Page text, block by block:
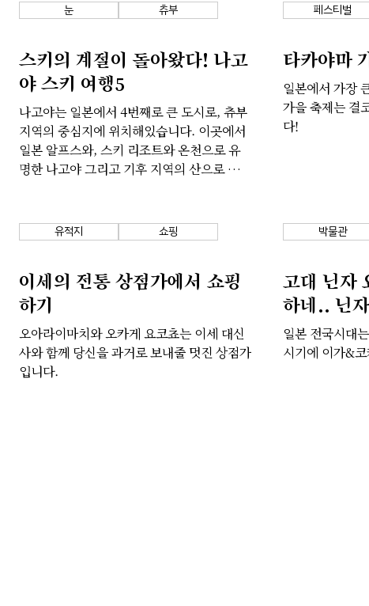
눈 츄부
스키의 계절이 돌아왔다! 나고
야 스키 여행5
나고야는 일본에서 4번째로 큰 도시로, 츄부
지역의 중심지에 위치해있습니다. 이곳에서
일본 알프스와, 스키 리조트와 온천으로 유
명한 나고야 그리고 기후 지역의 산으로 떠날
페스티벌
타카야마
일본에서 가장
가을 축제는 결
다!
유적지 쇼핑
이세의 전통 상점가에서 쇼핑
하기
오아라이마치와 오카게 요코쵸는 이세 대신
사와 함께 당신을 과거로 보내줄 멋진 상점가
입니다.
박물관
고대 닌자
하네.. 닌
일본 전국시대
시기에 이가&